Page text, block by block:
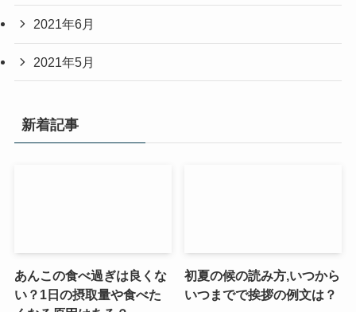
2021年6月
2021年5月
新着記事
あんこの食べ過ぎは良くな
い？1日の摂取量や食べた
初夏の候の読み方,いつから
いつまでで挨拶の例文は？